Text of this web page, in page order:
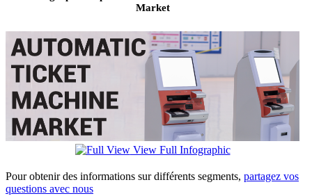
Market
View Full Infographic
Pour obtenir des informations sur différents segments, partagez vos
questions avec nous